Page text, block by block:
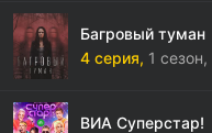
Багровый туман
4 серия, 1 сезон,
ВИА Суперстар!